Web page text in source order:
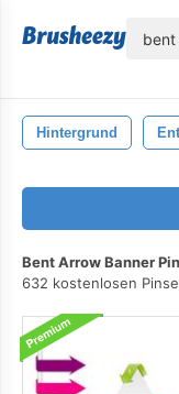
Hintergrund
Bent Arrow Banner
632 kostenlosen